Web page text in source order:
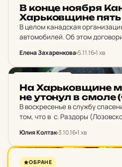
В конце ноября
Харь­ков­щи­не
В целом канадская
автомобилей. Об этом
координатором гуманитарной
Украино-Канадского
Елена Захаренкова5.11.161 хв
На Харь­ков­щи­не
не утонул в
В воскресенье в службу
том, что в с. Раздоры
сообщили в пресс-службе
Юлия Колтак3.10.161 хв
НОВИНИ ХАРКОВА
ОБРАНЕ